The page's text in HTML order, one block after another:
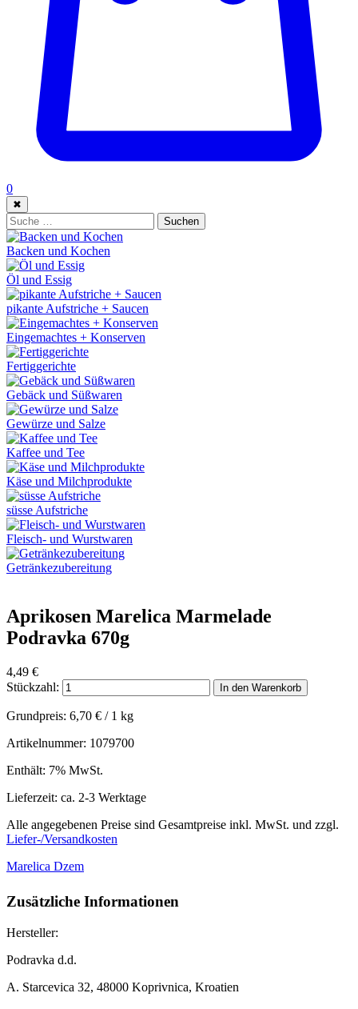
0
✖
Suche: Suchen
Backen und Kochen
Öl und Essig
pikante Aufstriche + Saucen
Eingemachtes + Konserven
Fertiggerichte
Gebäck und Süßwaren
Gewürze und Salze
Kaffee und Tee
Käse und Milchprodukte
süsse Aufstriche
Fleisch- und Wurstwaren
Getränkezubereitung
Aprikosen Marelica Marmelade
Podravka 670g
4,49 €
Stückzahl:
In den Warenkorb
Grundpreis: 6,70 € / 1 kg
Artikelnummer: 1079700
Enthält: 7% MwSt.
Lieferzeit: ca. 2-3 Werktage
Alle angegebenen Preise sind Gesamtpreise inkl. MwSt. und zzgl.
Liefer-/Versandkosten
Marelica Dzem
Zusätzliche Informationen
Hersteller:
Podravka d.d.
A. Starcevica 32, 48000 Koprivnica, Kroatien